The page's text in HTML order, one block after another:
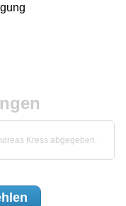
Kress abgegeben.